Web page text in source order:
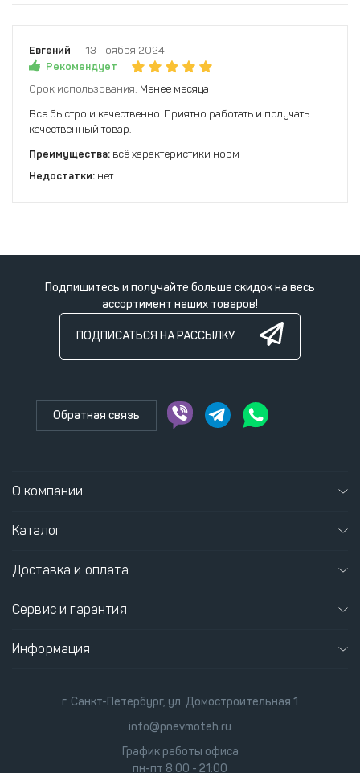
Евгений
13 ноября 2024
Рекомендует
Срок использования: Менее месяца
Все быстро и качественно. Приятно работать и получать
качественный товар.
Преимущества: всё характеристики норм
Недостатки: нет
Подпишитесь и получайте больше скидок на весь
ассортимент наших товаров!
ПОДПИСАТЬСЯ НА РАССЫЛКУ
Обратная связь
О компании
Каталог
Доставка и оплата
Сервис и гарантия
Информация
г. Санкт-Петербург, ул. Домостроительная 1
info@pnevmoteh.ru
График работы офиса
пн-пт 8:00 - 21:00